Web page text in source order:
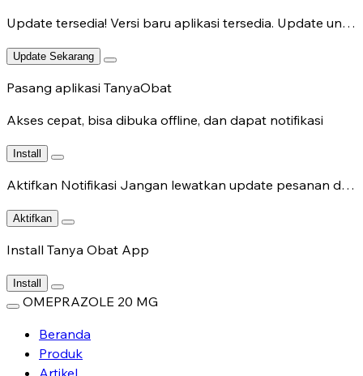
Update tersedia! Versi baru aplikasi tersedia. Update untuk fitur terbaru.
Update Sekarang
Pasang aplikasi TanyaObat
Akses cepat, bisa dibuka offline, dan dapat notifikasi
Install
Aktifkan Notifikasi Jangan lewatkan update pesanan dan chat dokter.
Aktifkan
Install Tanya Obat App
Install
OMEPRAZOLE 20 MG
Beranda
Produk
Artikel